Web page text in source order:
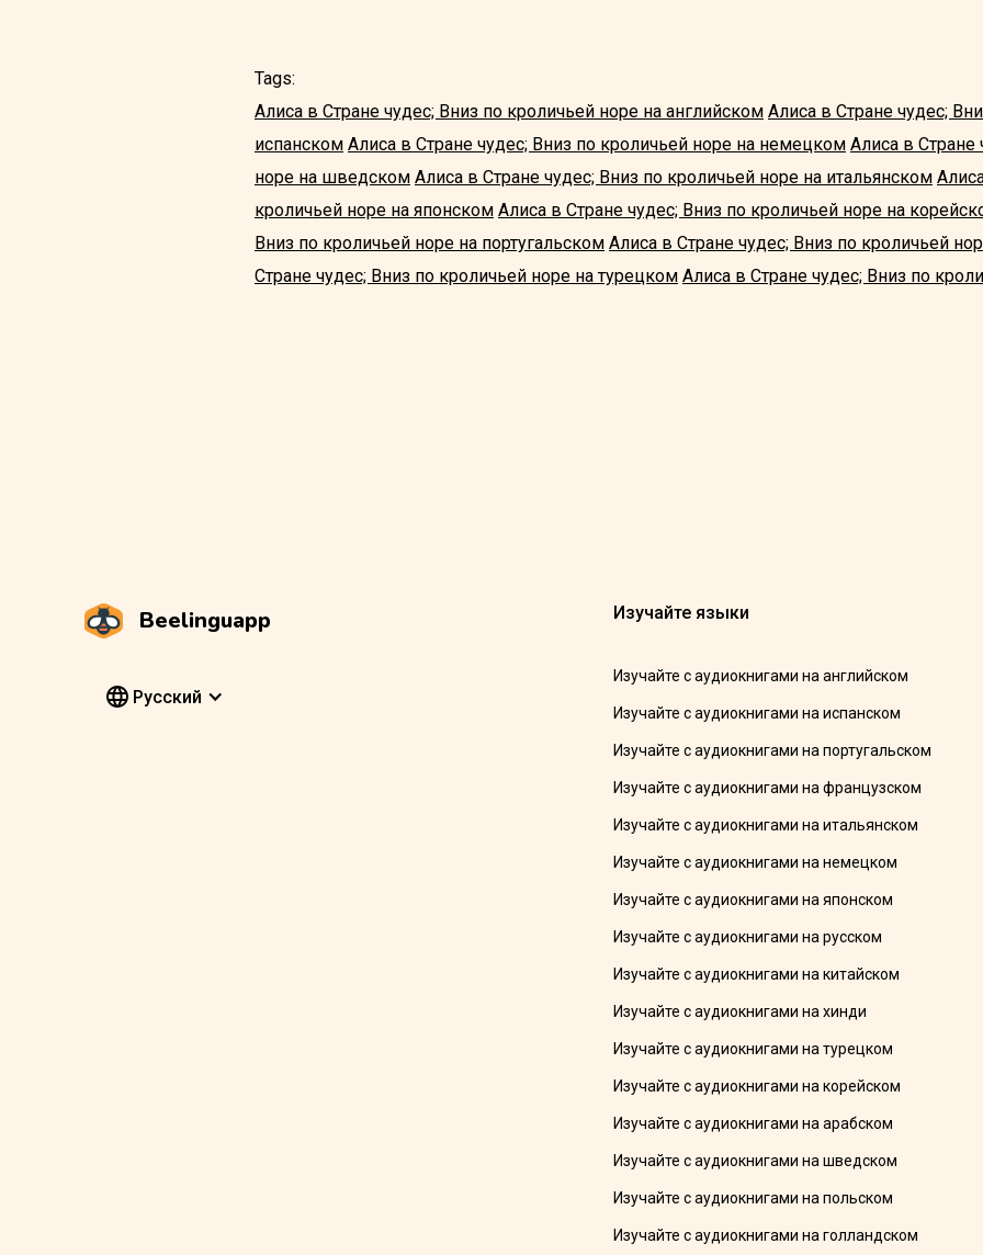
Tags:
Алиса в Стране чудес; Вниз по кроличьей норе на английском Алиса в Стране чудес;
испанском Алиса в Стране чудес; Вниз по кроличьей норе на немецком Алиса в Стране
норе на шведском Алиса в Стране чудес; Вниз по кроличьей норе на итальянском
кроличьей норе на японском Алиса в Стране чудес; Вниз по кроличьей норе на
Вниз по кроличьей норе на португальском Алиса в Стране чудес; Вниз по кроличьей
Стране чудес; Вниз по кроличьей норе на турецком Алиса в Стране чудес; Вниз по
Beelinguapp
Pусский
Изучайте языки
Изучайте с аудиокнигами на английском
Изучайте с аудиокнигами на испанском
Изучайте с аудиокнигами на португальском
Изучайте с аудиокнигами на французском
Изучайте с аудиокнигами на итальянском
Изучайте с аудиокнигами на немецком
Изучайте с аудиокнигами на японском
Изучайте с аудиокнигами на русском
Изучайте с аудиокнигами на китайском
Изучайте с аудиокнигами на хинди
Изучайте с аудиокнигами на турецком
Изучайте с аудиокнигами на корейском
Изучайте с аудиокнигами на арабском
Изучайте с аудиокнигами на шведском
Изучайте с аудиокнигами на польском
Изучайте с аудиокнигами на голландском